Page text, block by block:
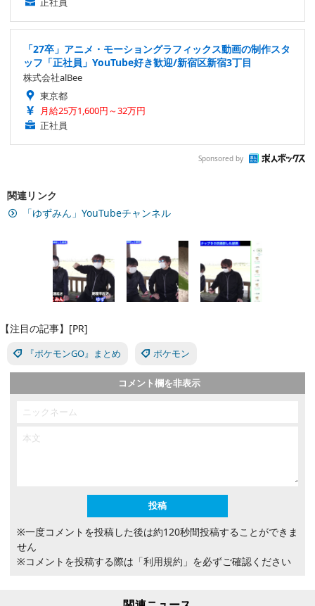
「27卒」アニメ・モーショングラフィックス動画の制作スタ
ッフ「正社員」YouTube好き歓迎/新宿区新宿3丁目
株式会社alBee
東京都
月給25万1,600円～32万円
正社員
Sponsored by
関連リンク
「ゆずみん」YouTubeチャンネル
【注目の記事】[PR]
『ポケモンGO』まとめ ポケモン
コメント欄を非表示
※一度コメントを投稿した後は約120秒間投稿することができま
せん
※コメントを投稿する際は 「利用規約」 を必ずご確認ください
関連ニュース